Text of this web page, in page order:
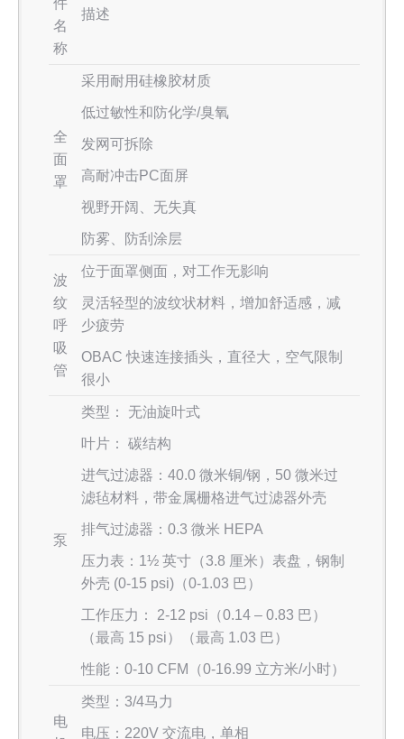
件
名
称
描述
全
面
罩
采用耐用硅橡胶材质
低过敏性和防化学/臭氧
发网可拆除
高耐冲击PC面屏
视野开阔、无失真
防雾、防刮涂层
波
纹
呼
吸
管
位于面罩侧面，对工作无影响
灵活轻型的波纹状材料，增加舒适感，减
少疲劳
OBAC 快速连接插头，直径大，空气限制
很小
泵
类型： 无油旋叶式
叶片： 碳结构
进气过滤器：40.0 微米铜/钢，50 微米过
滤毡材料，带金属栅格进气过滤器外壳
排气过滤器：0.3 微米 HEPA
压力表：1½ 英寸（3.8 厘米）表盘，钢制
外壳 (0-15 psi)（0-1.03 巴）
工作压力： 2-12 psi（0.14 – 0.83 巴）
（最高 15 psi）（最高 1.03 巴）
性能：0-10 CFM（0-16.99 立方米/小时）
电
类型：3/4马力
电压：220V 交流电，单相